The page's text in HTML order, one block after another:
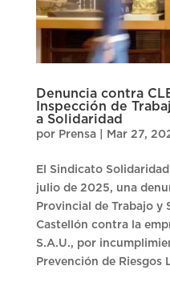
Denuncia contra
Inspección de
a Solidaridad
por Prensa| Mar 27,
El Sindicato
julio de 2025, una
Provincial de Trabajo y
Castellón contra la
S.A.U., por
Prevención de Riesgos